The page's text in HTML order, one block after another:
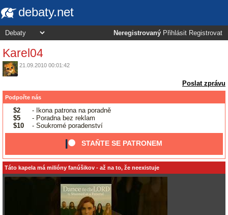
debaty.net
Neregistrovaný Přihlásit Registrovat
Karel04
21.09.2010 00:01:42
Poslat zprávu
Podpořte nás
$2
- Ikona patrona na poradně
$5
- Poradna bez reklam
$10
- Soukromé poradenství
STAŇTE SE PATRONEM
Táto kapela má milióny fanúšikov - až na to, že neexistuje